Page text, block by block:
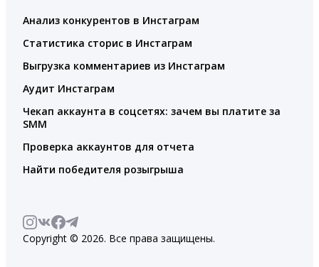
Анализ конкурентов в Инстаграм
Статистика сторис в Инстаграм
Выгрузка комментариев из Инстаграм
Аудит Инстаграм
Чекап аккаунта в соцсетях: зачем вы платите за
SMM
Проверка аккаунтов для отчета
Найти победителя розыгрыша
Copyright © 2026. Все права защищены.